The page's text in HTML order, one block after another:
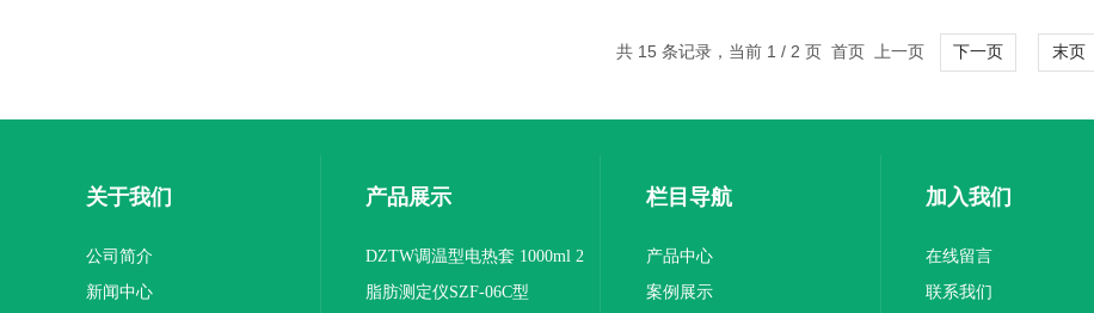
共 15 条记录，当前 1 / 2 页 首页 上一页 下一页 末页
关于我们
公司简介
新闻中心
产品展示
DZTW调温型电热套 1000ml 2
联
脂肪测定仪SZF-06C型
栏目导航
产品中心
案例展示
加入我们
在线留言
联系我们